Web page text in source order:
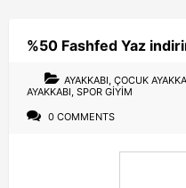
%50 Fashfed Yaz
AYAKKABI, ÇOCUK
AYAKKABI, SPOR GIYIM
0 COMMENTS